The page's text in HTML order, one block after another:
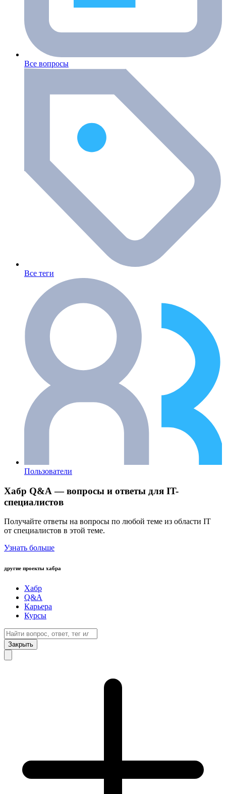
Все вопросы
Все теги
Пользователи
Хабр Q&A — вопросы и ответы для IT-
специалистов
Получайте ответы на вопросы по любой теме из области IT
от специалистов в этой теме.
Узнать больше
другие проекты хабра
Хабр
Q&A
Карьера
Курсы
Закрыть